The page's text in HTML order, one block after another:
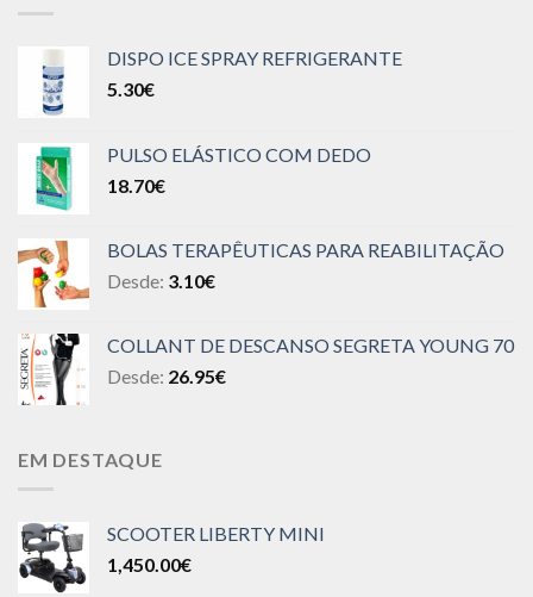
DISPO ICE SPRAY REFRIGERANTE
5.30€
PULSO ELÁSTICO COM DEDO
18.70€
BOLAS TERAPÊUTICAS PARA REABILITAÇÃO
Desde: 3.10€
COLLANT DE DESCANSO SEGRETA YOUNG 70
Desde: 26.95€
EM DESTAQUE
SCOOTER LIBERTY MINI
1,450.00€